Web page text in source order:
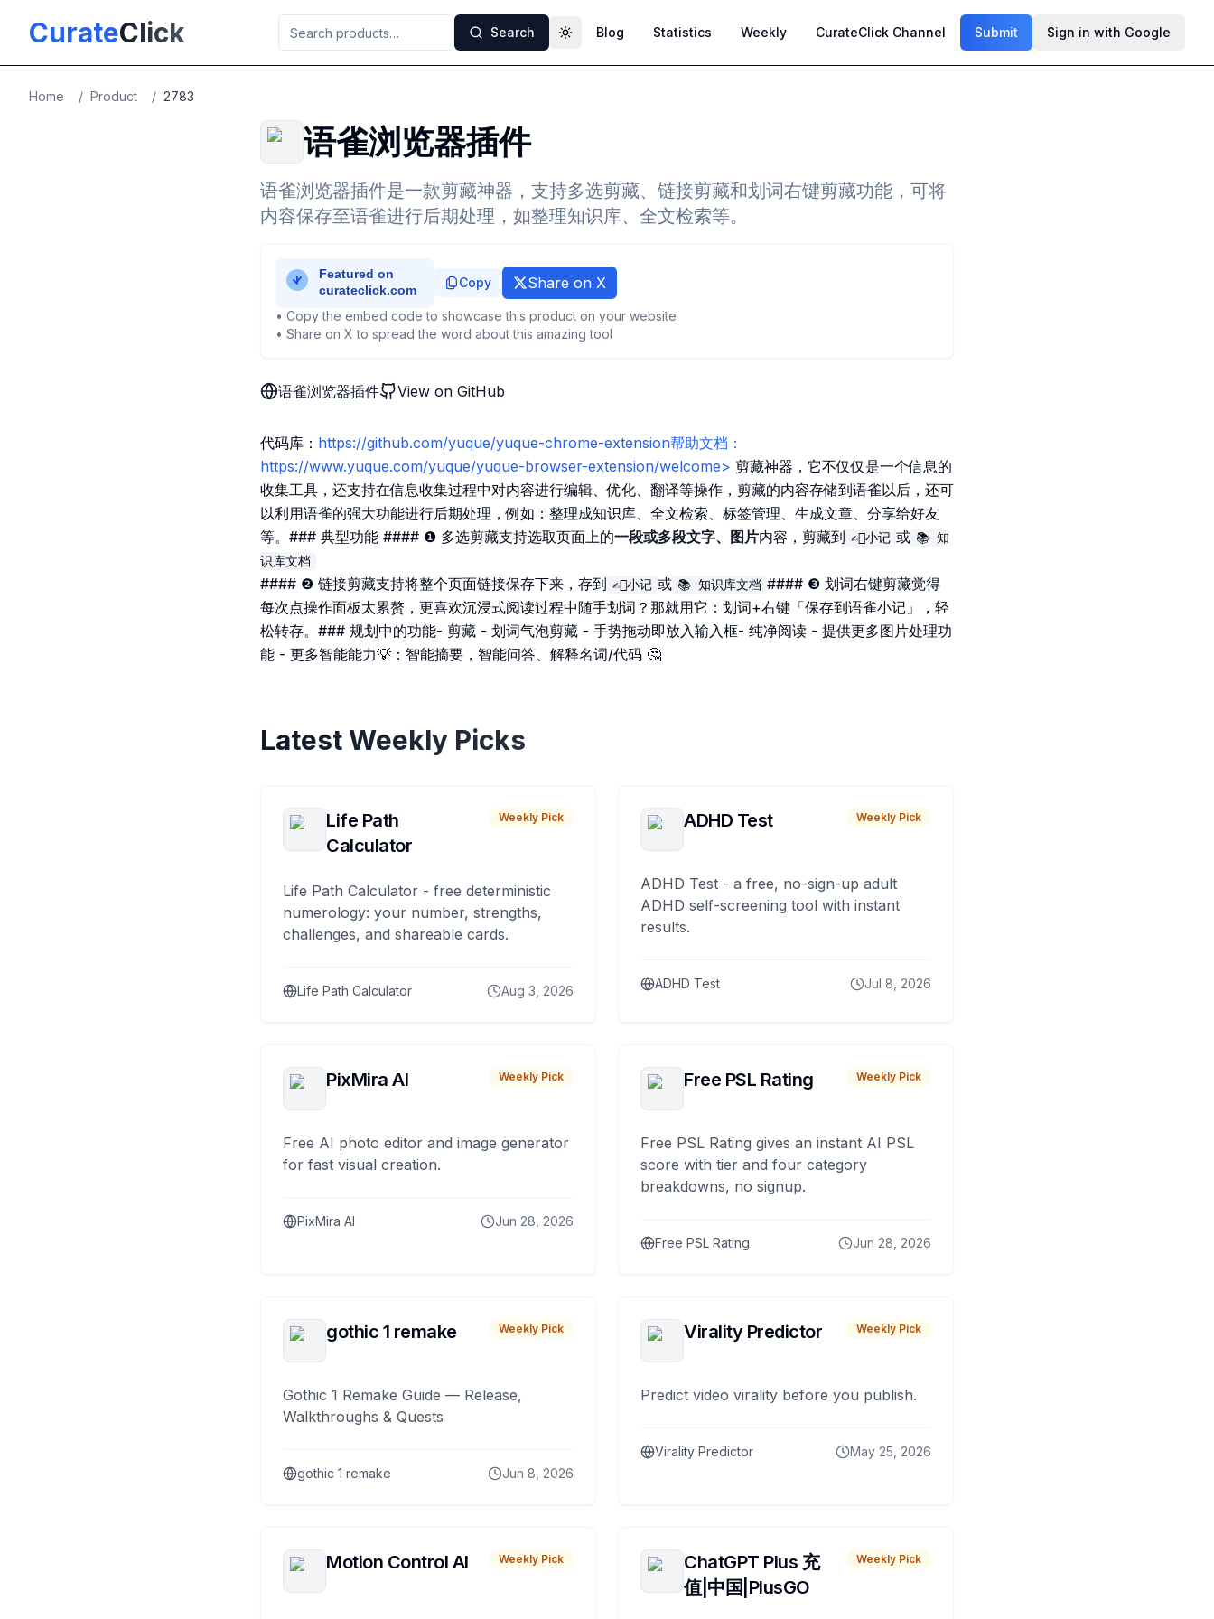
CurateClick Search Toggle theme
Blog Statistics Weekly CurateClick Channel Submit Sign in with Google
Home / Product / 2783
语雀浏览器插件
语雀浏览器插件是一款剪藏神器，支持多选剪藏、链接剪藏和划词右键剪藏功能，可将
内容保存至语雀进行后期处理，如整理知识库、全文检索等。
Copy Share on X
• Copy the embed code to showcase this product on your website
• Share on X to spread the word about this amazing tool
语雀浏览器插件 View on GitHub
代码库： https://github.com/yuque/yuque-chrome-extension帮助文档：
https://www.yuque.com/yuque/yuque-browser-extension/welcome> 剪藏神器，它不仅仅是一个信息的
收集工具，还支持在信息收集过程中对内容进行编辑、优化、翻译等操作，剪藏的内容存储到语雀以后，还可
以利用语雀的强大功能进行后期处理，例如：整理成知识库、全文检索、标签管理、生成文章、分享给好友
等。### 典型功能 #### ❶ 多选剪藏支持选取页面上的一段或多段文字、图片内容，剪藏到 ✍🏻小记 或 📚 知
识库文档
#### ❷ 链接剪藏支持将整个页面链接保存下来，存到 ✍🏻小记 或 📚 知识库文档 #### ❸ 划词右键剪藏觉得
每次点操作面板太累赘，更喜欢沉浸式阅读过程中随手划词？那就用它：划词+右键「保存到语雀小记」，轻
松转存。### 规划中的功能- 剪藏 - 划词气泡剪藏 - 手势拖动即放入输入框- 纯净阅读 - 提供更多图片处理功
能 - 更多智能能力💡：智能摘要，智能问答、解释名词/代码 🤔
Latest Weekly Picks
Life Path
Calculator
Weekly Pick
Life Path Calculator - free deterministic
numerology: your number, strengths,
challenges, and shareable cards.
Life Path Calculator Aug 3, 2026
ADHD Test Weekly Pick
ADHD Test - a free, no-sign-up adult
ADHD self-screening tool with instant
results.
ADHD Test Jul 8, 2026
PixMira AI Weekly Pick
Free AI photo editor and image generator
for fast visual creation.
PixMira AI Jun 28, 2026
Free PSL Rating Weekly Pick
Free PSL Rating gives an instant AI PSL
score with tier and four category
breakdowns, no signup.
Free PSL Rating Jun 28, 2026
gothic 1 remake Weekly Pick
Gothic 1 Remake Guide — Release,
Walkthroughs & Quests
gothic 1 remake Jun 8, 2026
Virality Predictor Weekly Pick
Predict video virality before you publish.
Virality Predictor May 25, 2026
Motion Control AI Weekly Pick
ChatGPT Plus 充
值|中国|PlusGO
Weekly Pick